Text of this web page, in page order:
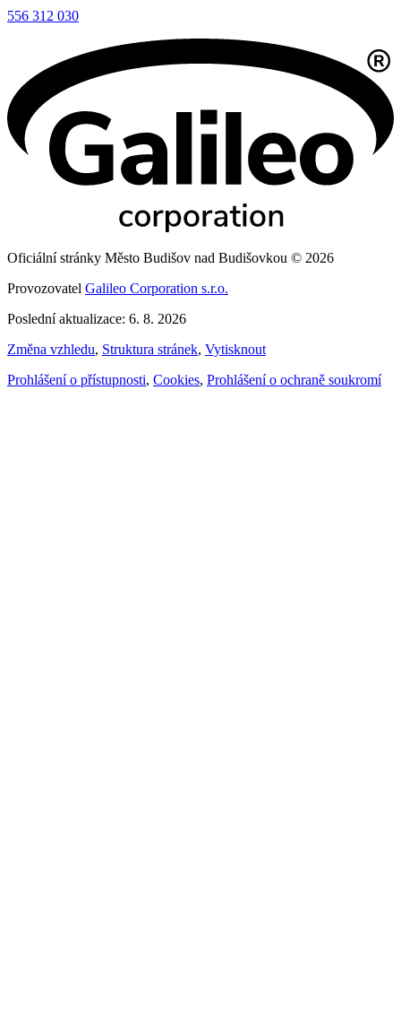
556 312 030
Oficiální stránky Město Budišov nad Budišovkou © 2026
Provozovatel Galileo Corporation s.r.o.
Poslední aktualizace: 6. 8. 2026
Změna vzhledu, Struktura stránek, Vytisknout
Prohlášení o přístupnosti, Cookies, Prohlášení o ochraně soukromí